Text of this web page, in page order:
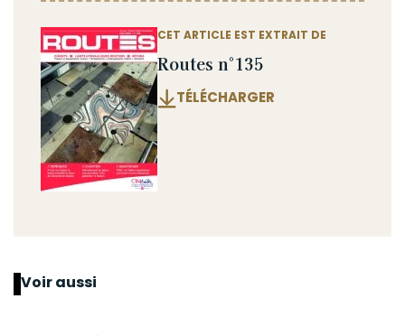
CET ARTICLE EST EXTRAIT DE
Routes n°135
TÉLÉCHARGER
Voir aussi